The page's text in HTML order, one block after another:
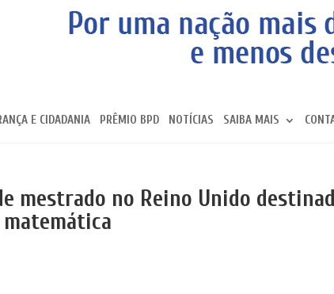
E CIDADANIA PRÊMIO BPD NOTÍCIAS SAIBA MAIS
mestrado no Reino Unido